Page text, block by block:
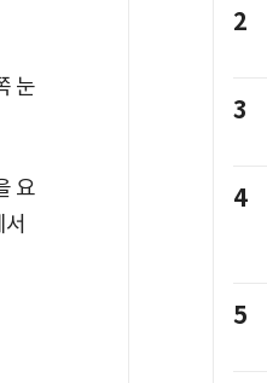
눈
요
2
3
4
5